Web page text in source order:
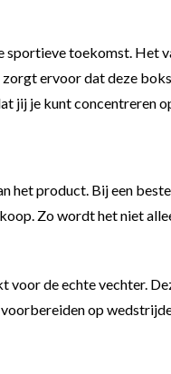
sportieve toekomst. Het
ervoor dat deze
jij je kunt concentreren
het product. Bij een
Zo wordt het niet
de echte vechter.
op